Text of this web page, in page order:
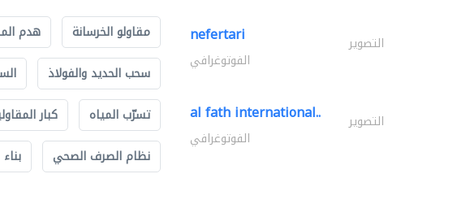
مقاولو الخرسانة هدم
سحب الحديد والفولاذ
تسرّب المياه
كبار
نظام الصرف الصحي
nefertari التصوير
الفوتوغرافي
al fath international.. التصوير
الفوتوغرافي